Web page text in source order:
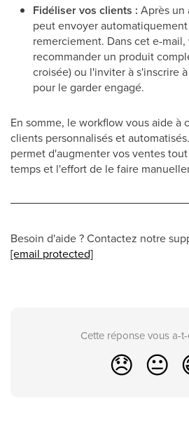
Fidéliser vos clients : Après un
peut envoyer
remerciement. Dans cet e-
recommander un produit
croisée) ou l'inviter à s'inscrire
pour le garder engagé.
En somme, le workflow vous aide à
clients personnalisés et
permet d'augmenter vos ventes
temps et l'effort de le faire
Besoin d'aide ? Contactez notre
[email protected]
Cette réponse vous a-
😞 😐